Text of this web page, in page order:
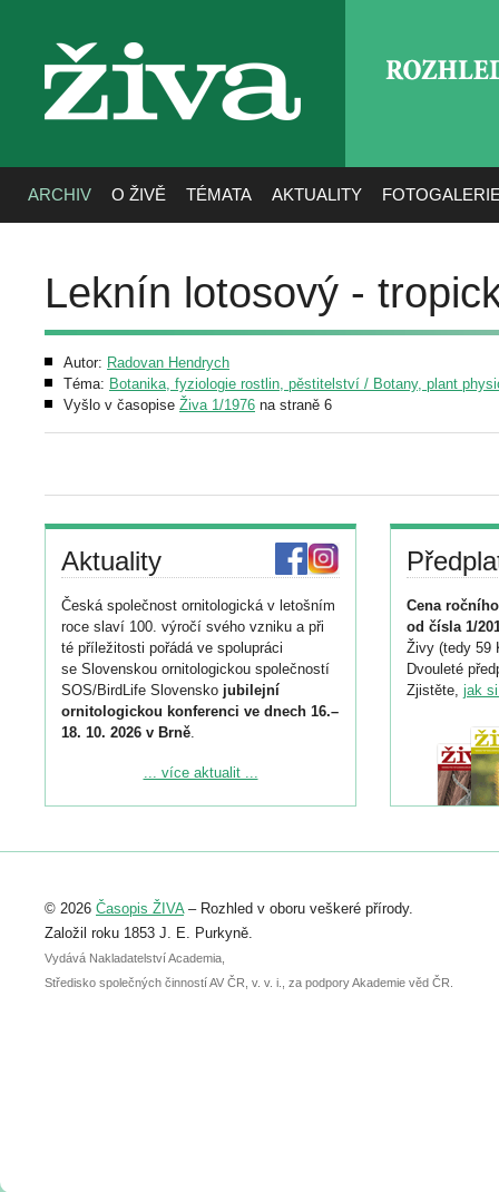
živa
ARCHIV O ŽIVĚ TÉMATA AKTUALITY
Leknín lotosový -
Autor: Radovan Hendrych
Téma: Botanika, fyziologie rostlin, pěstitelství / Botany, plant
Vyšlo v časopise Živa 1/1976 na straně 6
Aktuality
Česká společnost ornitologická v letošním
roce slaví 100. výročí svého vzniku a při
té příležitosti pořádá ve spolupráci
se Slovenskou ornitologickou společností
SOS/BirdLife Slovensko jubilejní
ornitologickou konferenci ve dnech 16.–
18. 10. 2026 v Brně.
Podrobnější informace ke konferenci
Registrovat se můžete do 6. září.
abstraktu přihlášené přednášky nebo
posteru je už 30. června.
... více aktualit ...
Cena
od čísla 1/
Živy (tedy 59
Dvouleté
Zjistěte, jak
© 2026 Časopis ŽIVA– Rozhled v oboru veškeré přírody.
Založil roku 1853 J. E. Purkyně.
Vydává Nakladatelství Academia,
Středisko společných činností AV ČR, v. v. i., za podpory Akademie věd ČR.